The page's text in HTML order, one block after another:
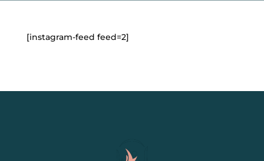
[instagram-feed feed=2]